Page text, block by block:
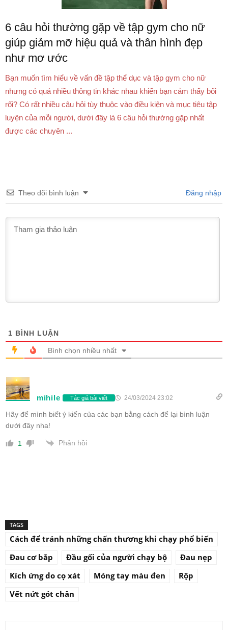
6 câu hỏi thường gặp về tập gym cho nữ
giúp giảm mỡ hiệu quả và thân hình đẹp
như mơ ước
Bạn muốn tìm hiểu về vấn đề tập thể dục và tập gym cho nữ
nhưng có quá nhiều thông tin khác nhau khiến bạn cảm thấy bối
rối? Có rất nhiều câu hỏi tùy thuộc vào điều kiện và mục tiêu tập
luyện của mỗi người, dưới đây là 6 câu hỏi thường gặp nhất
được các chuyên ...
Theo dõi bình luận Đăng nhập
1 BÌNH LUẬN
Bình chọn nhiều nhất
mihile Tác giả bài viết 24/03/2024 23:02
Hãy để mình biết ý kiến của các bạn bằng cách để lại bình luận
dưới đây nha!
1 Phản hồi
TAGS
Cách để tránh những chấn thương khi chạy phổ biến
Đau cơ bắp
Đầu gối của người chạy bộ
Đau nẹp
Kích ứng do cọ xát
Móng tay màu đen
Rộp
Vết nứt gót chân